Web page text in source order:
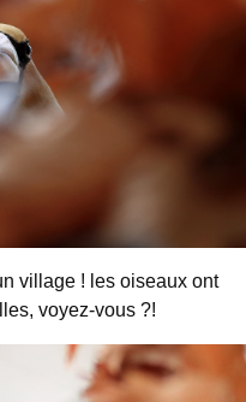
village ! les oiseaux ont
voyez-vous ?!